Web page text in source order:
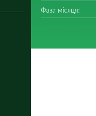
Фаза місяця: